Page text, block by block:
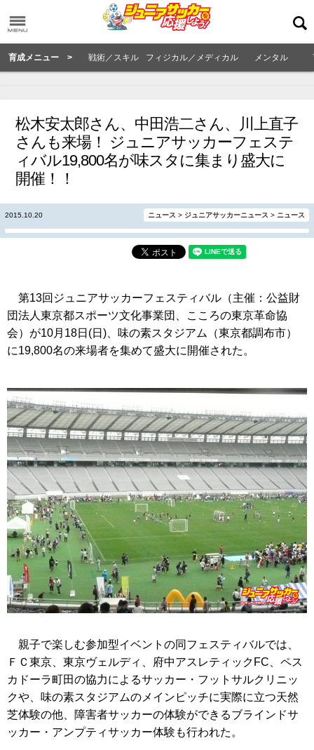
育成メニュー > 戦術／スキル フィジカル／メディカル メンタル
松木安太郎さん、中田浩二さん、川上直子
さんも来場！ ジュニアサッカーフェステ
ィバル19,800名が味スタに集まり盛大に
開催！！
2015.10.20 ニュース > ジュニアサッカーニュース > ニュース
第13回ジュニアサッカーフェスティバル（主催：公益財
団法人東京都スポーツ文化事業団、こころの東京革命協
会）が10月18日(日)、味の素スタジアム（東京都調布市）
に19,800名の来場者を集めて盛大に開催された。
親子で楽しむ参加型イベントの同フェスティバルでは、
ＦＣ東京、東京ヴェルディ、府中アスレティックFC、ペス
カドーラ町田の協力によるサッカー・フットサルクリニッ
クや、味の素スタジアムのメインピッチに実際に立つ天然
芝体験の他、障害者サッカーの体験ができるブラインドサ
ッカー・アンプティサッカー体験も行われた。